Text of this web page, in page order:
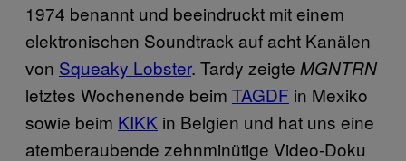
1974 benannt und beeindruckt mit einem
elektronischen Soundtrack auf acht Kanälen
von Squeaky Lobster. Tardy zeigte MGNTRN
letztes Wochenende beim TAGDF in Mexiko
sowie beim KIKK in Belgien und hat uns eine
atemberaubende zehnminütige Video-Doku